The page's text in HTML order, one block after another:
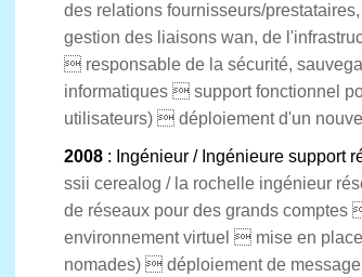
des relations fournisseurs/
gestion des liaisons wan, de
 responsable de la sécurité,
informatiques  support fonctionnel
utilisateurs)  déploiement d'un
2008 : Ingénieur / Ingénieure support
ssii cerealog / la rochelle ingénieur
de réseaux pour des grands comptes
environnement virtuel  mise en
nomades)  déploiement de